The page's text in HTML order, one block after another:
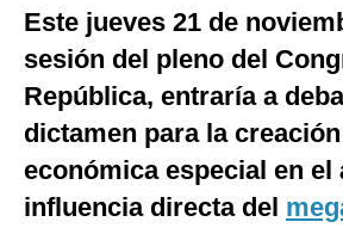
EEUU
México
España
Tecnología
Este jueves 21 de
sesión del pleno del
República, entraría a
dictamen para la
económica especial en el
influencia directa del